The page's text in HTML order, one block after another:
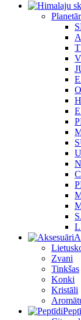
Zvani
Tinkšas
Konki
Kristāli